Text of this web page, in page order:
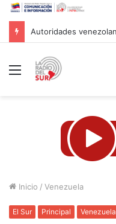
Menú
Inicio / Venezuela
El Sur Principal Venezuela